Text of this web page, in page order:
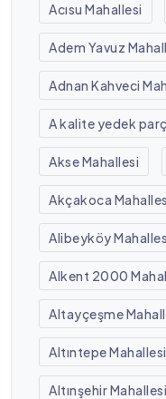
Acısu Mahallesi
Adem Yavuz
Adnan Kahveci
A kalite yedek
Akse Mahallesi
Akçakoca
Alibeyköy
Alkent 2000
Altayçeşme
Altıntepe Mahallesi
Altınşehir Mahallesi